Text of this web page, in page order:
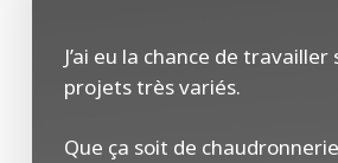
J’ai eu la chance de travailler
projets très variés.
Que ça soit de